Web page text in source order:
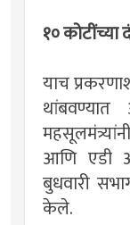
१०
याच
आणि एडी
बुधवारी
केले.